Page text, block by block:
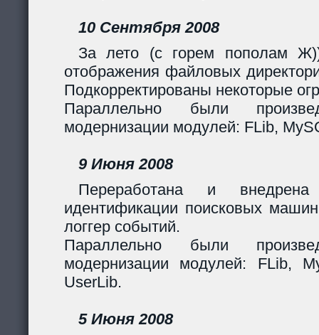
10 Сентября 2008
За лето (с горем пополам
отображения файловых
Подкорректированы некоторые
Параллельно были
модернизации модулей: FLib,
9 Июня 2008
Переработана и
идентификации поисковых
логгер событий.
Параллельно были
модернизации модулей: FLib,
UserLib.
5 Июня 2008